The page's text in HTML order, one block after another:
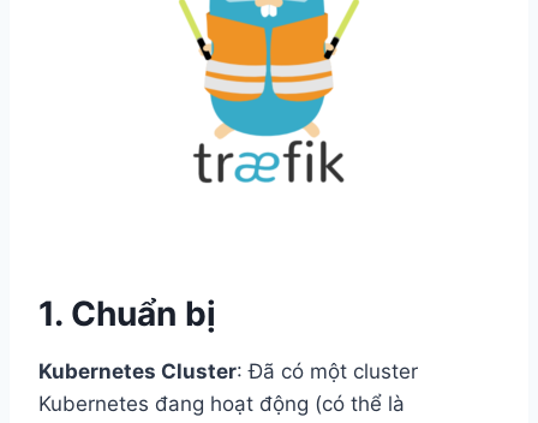
1. Chuẩn bị
Kubernetes Cluster: Đã có một cluster
Kubernetes đang hoạt động (có thể là